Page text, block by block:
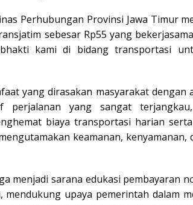
Perhubungan Provinsi Jawa Timur
sebesar Rp55 yang
kami di bidang transportasi
yang dirasakan masyarakat dengan
perjalanan yang sangat
biaya transportasi harian
keamanan, kenyamanan,
menjadi sarana edukasi pembayaran
upaya pemerintah dalam